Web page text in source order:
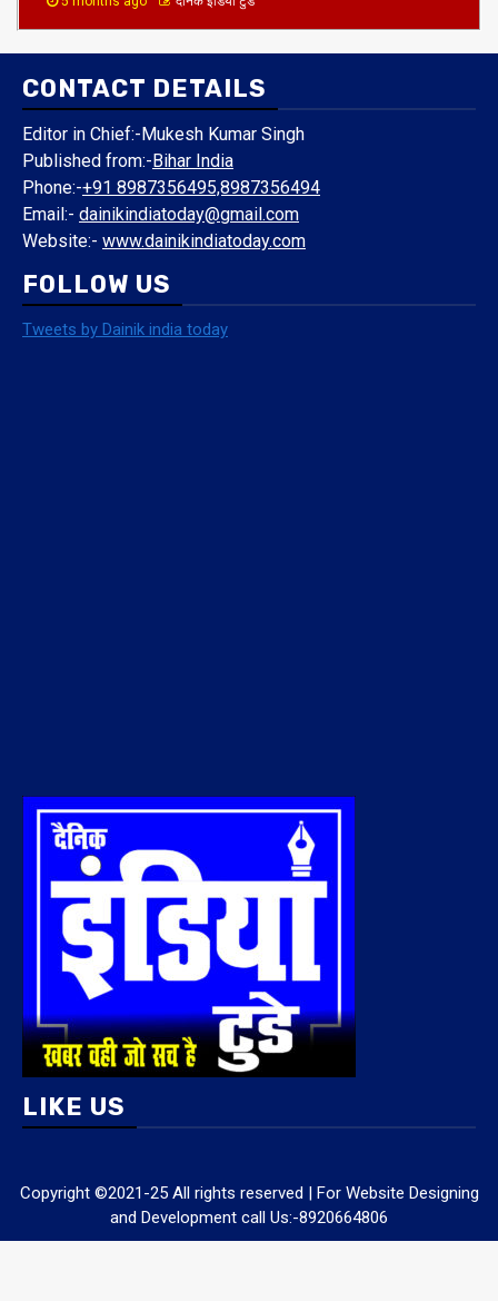
1 min read
जमुई दिल्ली हमें नाज हैं इन पर
​सांसद अरुण भारती ने लोकसभा में उठाई जमुई की आवाज,अंतरराष्ट्रीय
क्रिकेट स्टेडियम और मल्टी-स्पोर्ट्स कॉम्प्लेक्स की मांग
5 months ago दैनिक इंडिया टुडे
CONTACT DETAILS